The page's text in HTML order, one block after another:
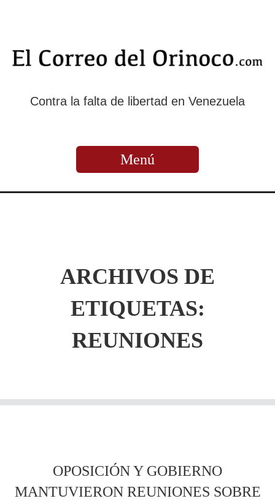
Contra la falta de libertad en Venezuela
Menú
ARCHIVOS DE
ETIQUETAS:
REUNIONES
OPOSICIÓN Y GOBIERNO
MANTUVIERON REUNIONES SOBRE